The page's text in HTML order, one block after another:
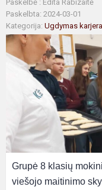
Paskelbė : Edita Rabizaitė
Paskelbta: 2024-03-01
Kategorija: Ugdymas
Grupė 8 klasių
viešojo maitinimo